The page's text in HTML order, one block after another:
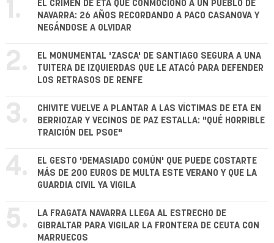
1.
EL CRIMEN DE ETA QUE CONMOCIONÓ A UN PUEBLO DE
NAVARRA: 26 AÑOS RECORDANDO A PACO CASANOVA Y
NEGÁNDOSE A OLVIDAR
2.
EL MONUMENTAL 'ZASCA' DE SANTIAGO SEGURA A UNA
TUITERA DE IZQUIERDAS QUE LE ATACÓ PARA DEFENDER
LOS RETRASOS DE RENFE
3.
CHIVITE VUELVE A PLANTAR A LAS VÍCTIMAS DE ETA EN
BERRIOZAR Y VECINOS DE PAZ ESTALLA: "QUÉ HORRIBLE
TRAICIÓN DEL PSOE"
4.
EL GESTO 'DEMASIADO COMÚN' QUE PUEDE COSTARTE
MÁS DE 200 EUROS DE MULTA ESTE VERANO Y QUE LA
GUARDIA CIVIL YA VIGILA
5.
LA FRAGATA NAVARRA LLEGA AL ESTRECHO DE
GIBRALTAR PARA VIGILAR LA FRONTERA DE CEUTA CON
MARRUECOS